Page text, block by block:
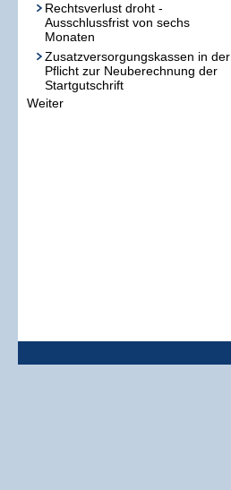
Rechtsverlust droht -
Ausschlussfrist von sechs
Monaten
Zusatzversorgungskassen in der
Pflicht zur Neuberechnung der
Startgutschrift
Weiter